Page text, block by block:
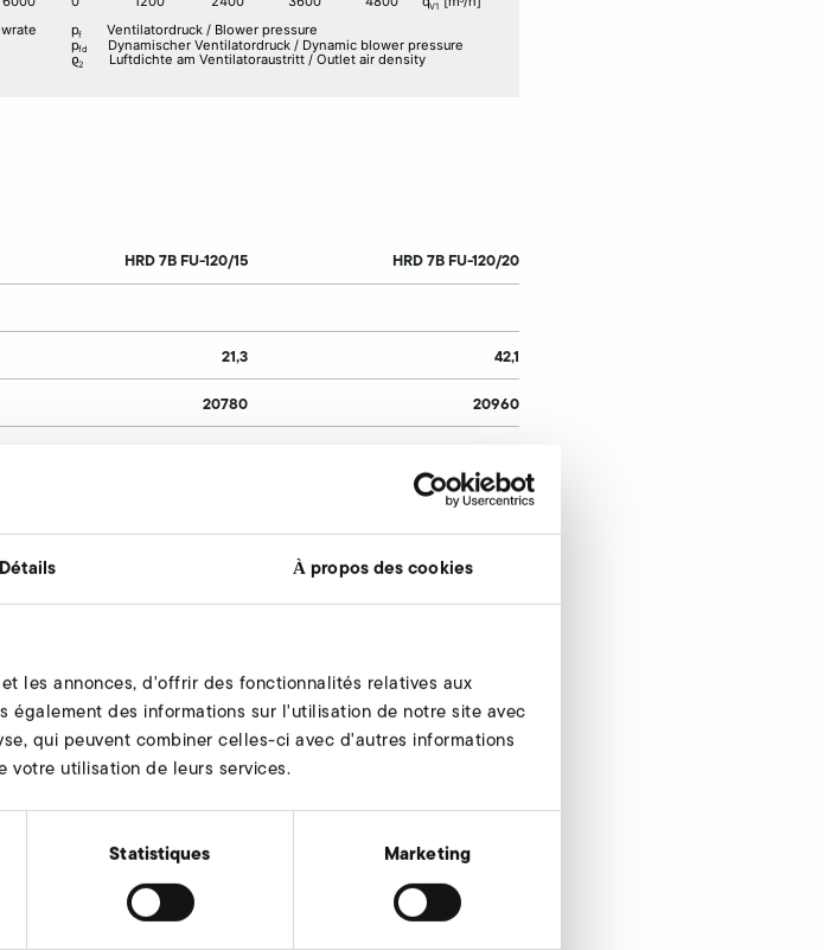
Détails À propos des cookies
les annonces, d'offrir des fonctionnalités relatives aux
également des informations sur l'utilisation de notre site avec
qui peuvent combiner celles-ci avec d'autres informations
votre utilisation de leurs services.
Statistiques Marketing
HRD 7B FU-120/15
21,3
20780
15,0
7115
138
HRD 7B FU-120/20
42,1
20960
17430
7100